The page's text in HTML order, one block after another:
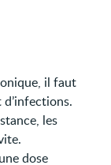
il faut
les
dose